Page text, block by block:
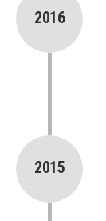
2016
2015